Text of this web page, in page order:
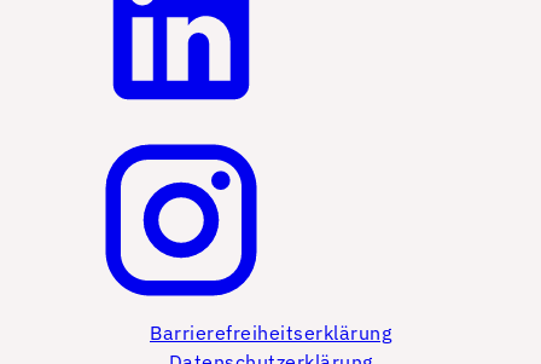
Barrierefreiheitserklärung